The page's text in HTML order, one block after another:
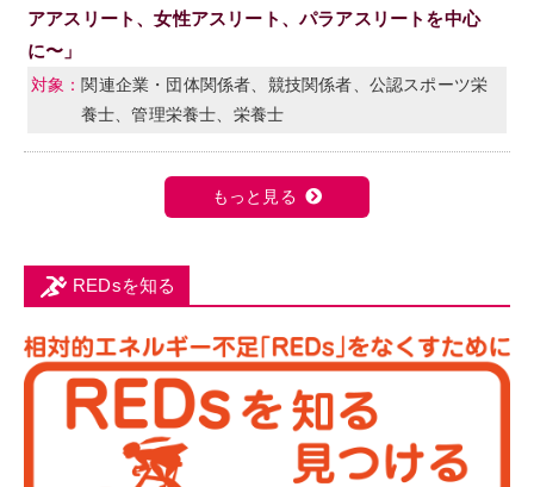
アアスリート、女性アスリート、パラアスリートを中心
に〜」
関連企業・団体関係者、競技関係者、公認スポーツ栄
養士、管理栄養士、栄養士
もっと見る
REDsを知る